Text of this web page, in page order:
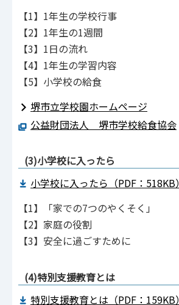
【1】1年生の学校行事
【2】1年生の1週間
【3】1日の流れ
【4】1年生の学習内容
【5】小学校の給食
堺市立学校園ホームページ
公益財団法人 堺市学校給食協会
(3)小学校に入ったら
小学校に入ったら（PDF：518KB）
【1】「家での7つのやくそく」
【2】家庭の役割
【3】安全に過ごすために
(4)特別支援教育とは
特別支援教育とは（PDF：159KB）